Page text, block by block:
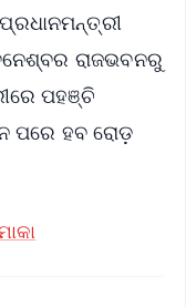
ରାଜଭବନରୁ
ପହଞ୍ଚି
ପରେ ହବ ରୋଡ଼